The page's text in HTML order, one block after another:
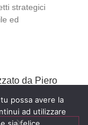
strategici
ed
da Piero
sarà tutta
il mio sito web
possa avere la
ad utilizzare